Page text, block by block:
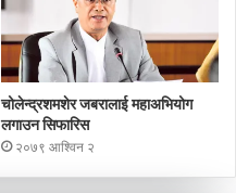
चोलेन्द्रशमशेर जबरालाई महाअभियोग
लगाउन सिफारिस
२०७९ आश्विन २